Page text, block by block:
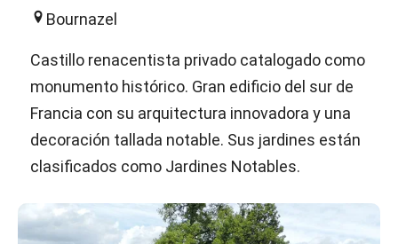
Bournazel
Castillo renacentista privado catalogado como
monumento histórico. Gran edificio del sur de
Francia con su arquitectura innovadora y una
decoración tallada notable. Sus jardines están
clasificados como Jardines Notables.